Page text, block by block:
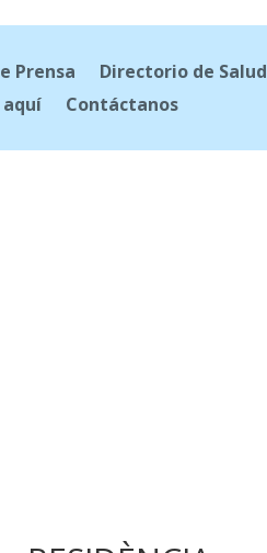
Prensa Directorio de Salud
Contáctanos